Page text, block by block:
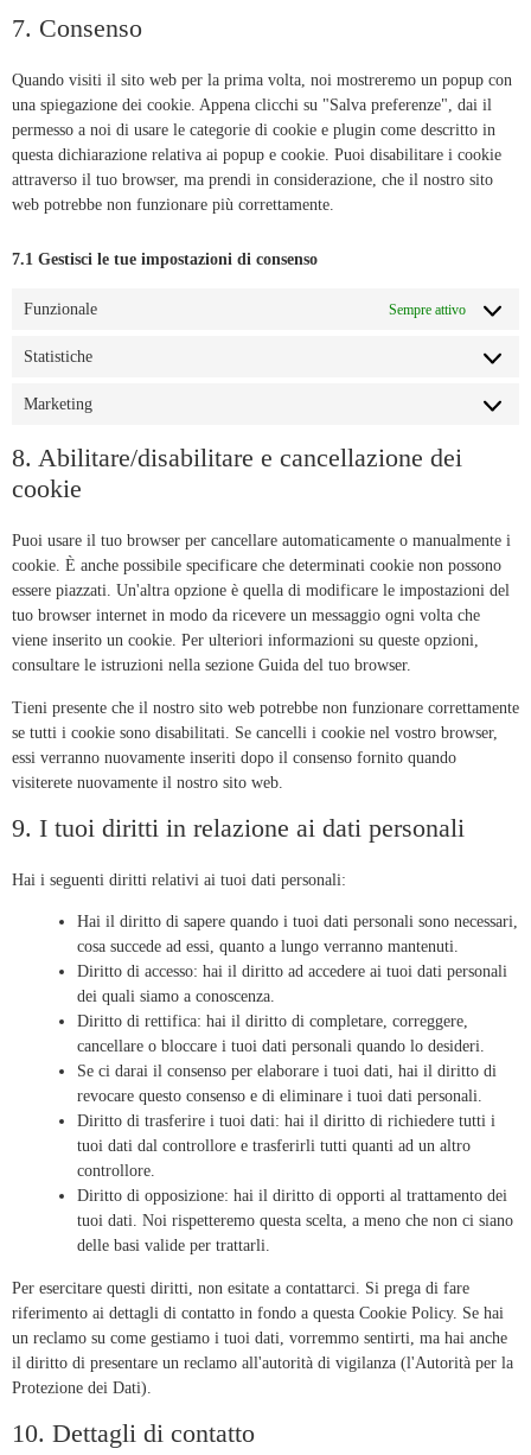
7. Consenso
Quando visiti il sito web per la prima volta, noi mostreremo un popup con
una spiegazione dei cookie. Appena clicchi su "Salva preferenze", dai il
permesso a noi di usare le categorie di cookie e plugin come descritto in
questa dichiarazione relativa ai popup e cookie. Puoi disabilitare i cookie
attraverso il tuo browser, ma prendi in considerazione, che il nostro sito
web potrebbe non funzionare più correttamente.
7.1 Gestisci le tue impostazioni di consenso
Funzionale Sempre attivo
Statistiche
Marketing
8. Abilitare/disabilitare e cancellazione dei
cookie
Puoi usare il tuo browser per cancellare automaticamente o manualmente i
cookie. È anche possibile specificare che determinati cookie non possono
essere piazzati. Un'altra opzione è quella di modificare le impostazioni del
tuo browser internet in modo da ricevere un messaggio ogni volta che
viene inserito un cookie. Per ulteriori informazioni su queste opzioni,
consultare le istruzioni nella sezione Guida del tuo browser.
Tieni presente che il nostro sito web potrebbe non funzionare correttamente
se tutti i cookie sono disabilitati. Se cancelli i cookie nel vostro browser,
essi verranno nuovamente inseriti dopo il consenso fornito quando
visiterete nuovamente il nostro sito web.
9. I tuoi diritti in relazione ai dati personali
Hai i seguenti diritti relativi ai tuoi dati personali:
Hai il diritto di sapere quando i tuoi dati personali sono necessari,
cosa succede ad essi, quanto a lungo verranno mantenuti.
Diritto di accesso: hai il diritto ad accedere ai tuoi dati personali
dei quali siamo a conoscenza.
Diritto di rettifica: hai il diritto di completare, correggere,
cancellare o bloccare i tuoi dati personali quando lo desideri.
Se ci darai il consenso per elaborare i tuoi dati, hai il diritto di
revocare questo consenso e di eliminare i tuoi dati personali.
Diritto di trasferire i tuoi dati: hai il diritto di richiedere tutti i
tuoi dati dal controllore e trasferirli tutti quanti ad un altro
controllore.
Diritto di opposizione: hai il diritto di opporti al trattamento dei
tuoi dati. Noi rispetteremo questa scelta, a meno che non ci siano
delle basi valide per trattarli.
Per esercitare questi diritti, non esitate a contattarci. Si prega di fare
riferimento ai dettagli di contatto in fondo a questa Cookie Policy. Se hai
un reclamo su come gestiamo i tuoi dati, vorremmo sentirti, ma hai anche
il diritto di presentare un reclamo all'autorità di vigilanza (l'Autorità per la
Protezione dei Dati).
10. Dettagli di contatto